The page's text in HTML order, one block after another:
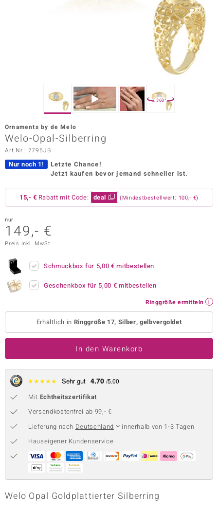
Vogue
Paraíso
Collection
BY DE MELO
Collection
Classics
360°
Ornaments by de Melo
Welo-Opal-Silberring
Art.Nr.: 7795JB
Nur noch 1!
Letzte Chance!
Jetzt kaufen bevor jemand schneller ist.
15,- € Rabatt mit Code: deal (Mindestbestellwert: 100,- €)
nur
149,- €
Preis inkl. MwSt.
Schmuckbox für 5,00 € mitbestellen
Geschenkbox für 5,00 € mitbestellen
Ringgröße ermitteln
Erhältlich in Ringgröße 17, Silber, gelbvergoldet
In den Warenkorb
★★★★★ Sehr gut 4.70 /5.00
Mit Echtheitszertifikat
Versandkostenfrei ab 99,- €
Lieferung nach Deutschland
innerhalb von 1-3 Tagen
Hauseigener Kundenservice
Welo Opal Goldplattierter Silberring